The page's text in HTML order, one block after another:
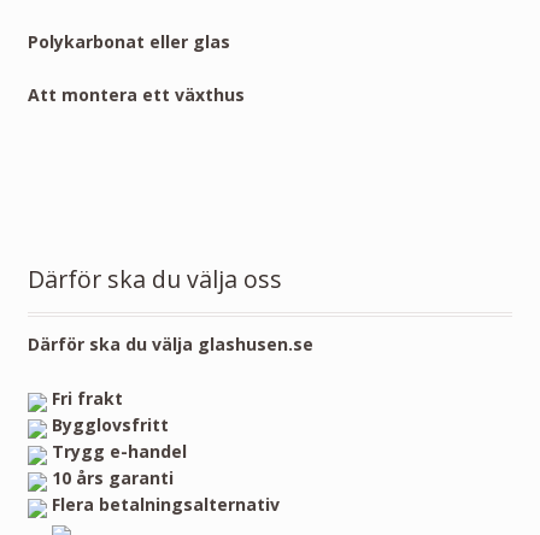
Polykarbonat eller glas
Att montera ett växthus
Därför ska du välja oss
Därför ska du välja glashusen.se
Fri frakt
Bygglovsfritt
Trygg e-handel
10 års garanti
Flera betalningsalternativ